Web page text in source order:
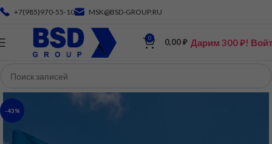
+7(985)970-55-10 MSK@BSD-GROUP.RU
0 0,00₽ Дарим 300 ₽!
-43%